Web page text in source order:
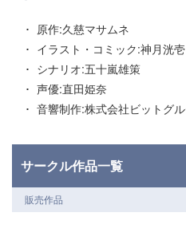
原作:久慈マサムネ
イラスト・コミック:神月洸壱
シナリオ:五十嵐雄策
声優:直田姫奈
音響制作:株式会社ビットグ
サークル作品一覧
販売作品